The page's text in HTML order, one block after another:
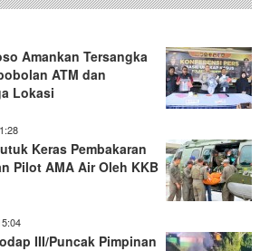
Amankan Tersangka
ATM dan
Lokasi
Keras Pembakaran
Pilot AMA Air Oleh KKB
III/Puncak Pimpinan